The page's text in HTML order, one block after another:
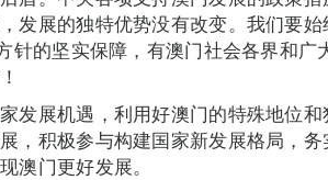
发展的独特优势没有改变。我们要
针的坚实保障，有澳门社会各界和
发展机遇，利用好澳门的特殊地位
，积极参与构建国家新发展格局，
澳门更好发展。